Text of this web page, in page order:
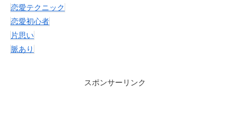
恋愛テクニック
恋愛初心者
片思い
脈あり
スポンサーリンク